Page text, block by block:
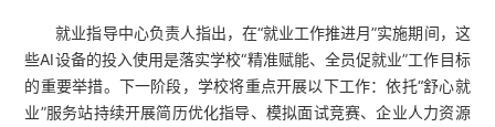
就业指导中心负责人指出，在“就业工作推进月”实施期间，这
些AI设备的投入使用是落实学校“精准赋能、全员促就业”工作目标
的重要举措。下一阶段，学校将重点开展以下工作：依托“舒心就
业”服务站持续开展简历优化指导、模拟面试竞赛、企业人力资源